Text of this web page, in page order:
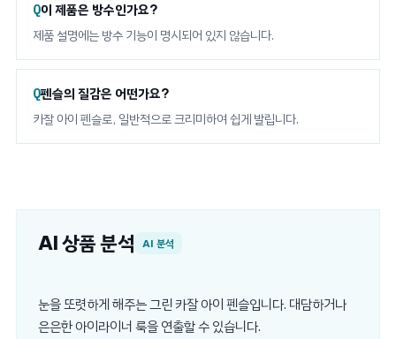
이 제품은 방수인가요?
제품 설명에는 방수 기능이 명시되어 있지 않습니다.
펜슬의 질감은 어떤가요?
카잘 아이 펜슬로, 일반적으로 크리미하여 쉽게 발립니다.
AI 상품 분석 AI 분석
눈을 또렷하게 해주는 그린 카잘 아이 펜슬입니다. 대담하거나
은은한 아이라이너 룩을 연출할 수 있습니다.